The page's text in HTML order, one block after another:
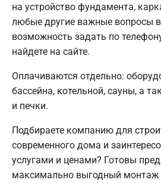
на устройство фундамента,
любые другие важные вопросы
возможность задать по
найдете на сайте.
Оплачиваются отдельно:
бассейна, котельной, сауны, а
и печки.
Подбираете компанию для
современного дома и
услугами и ценами? Готовы
максимально выгодный